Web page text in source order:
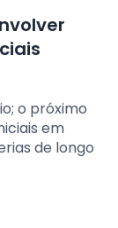
o próximo
em
de longo